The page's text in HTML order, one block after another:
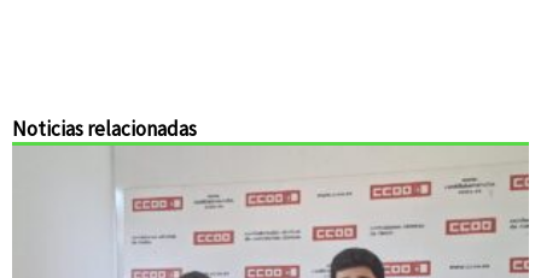
Noticias relacionadas